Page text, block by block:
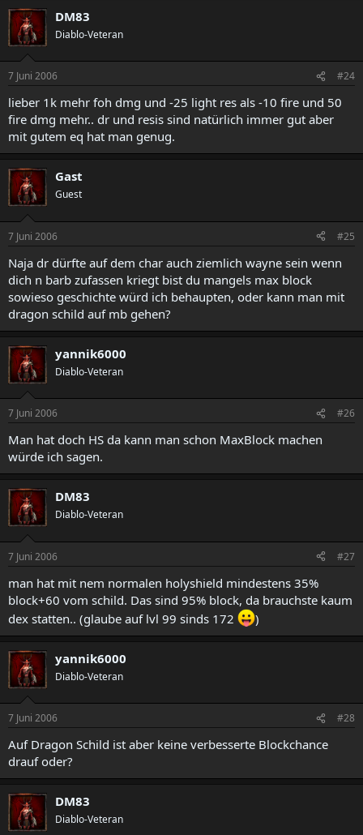
DM83
Diablo-Veteran
7 Juni 2006 #24
lieber 1k mehr foh dmg und -25 light res als -10 fire und 50
fire dmg mehr.. dr und resis sind natürlich immer gut aber
mit gutem eq hat man genug.
Gast
Guest
7 Juni 2006 #25
Naja dr dürfte auf dem char auch ziemlich wayne sein wenn
dich n barb zufassen kriegt bist du mangels max block
sowieso geschichte würd ich behaupten, oder kann man mit
dragon schild auf mb gehen?
yannik6000
Diablo-Veteran
7 Juni 2006 #26
Man hat doch HS da kann man schon MaxBlock machen
würde ich sagen.
DM83
Diablo-Veteran
7 Juni 2006 #27
man hat mit nem normalen holyshield mindestens 35%
block+60 vom schild. Das sind 95% block, da brauchste kaum
dex statten.. (glaube auf lvl 99 sinds 172
)
yannik6000
Diablo-Veteran
7 Juni 2006 #28
Auf Dragon Schild ist aber keine verbesserte Blockchance
drauf oder?
DM83
Diablo-Veteran